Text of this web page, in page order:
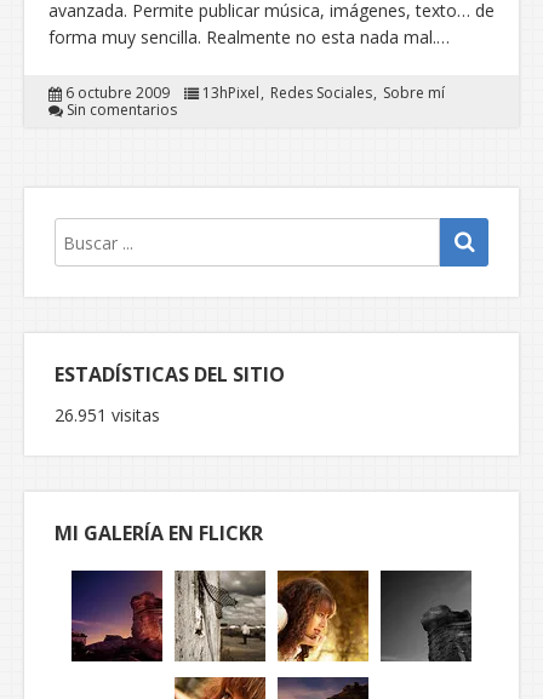
avanzada. Permite publicar música, imágenes, texto… de
forma muy sencilla. Realmente no esta nada mal.…
6 octubre 2009 13hPixel Redes Sociales Sobre mí
Sin comentarios
ESTADÍSTICAS DEL SITIO
26.951 visitas
MI GALERÍA EN FLICKR